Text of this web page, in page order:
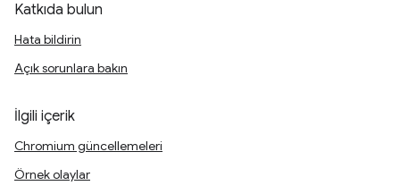
Katkıda bulun
Hata bildirin
Açık sorunlara bakın
İlgili içerik
Chromium güncellemeleri
Örnek olaylar